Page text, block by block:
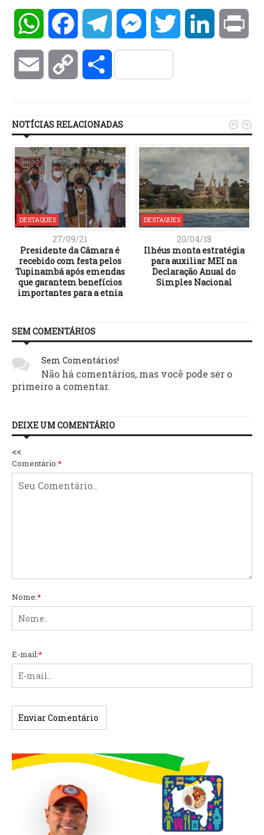
WhatsAppFacebookTelegramMessengerTwitter LinkedIn
Email Copy Compartilhar
NOTÍCIAS RELACIONADAS
DESTAQUES
27/09/21
Presidente da Câmara é
recebido com festa pelos
Tupinambá após emendas
que garantem benefícios
importantes para a etnia
DESTAQUES
20/04/18
Ilhéus monta estratégia
para auxiliar MEI na
Declaração Anual do
Simples Nacional
 
SEM COMENTÁRIOS
Sem Comentários!
Não há comentários, mas você pode ser o
primeiro a comentar.
DEIXE UM COMENTÁRIO
<<
Comentário:*
Nome:*
E-mail:*